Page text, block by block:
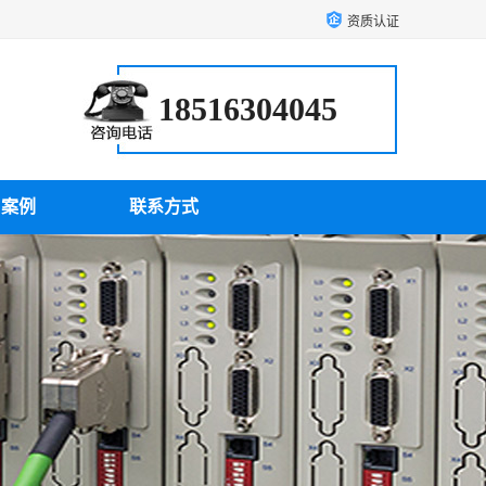
资质认证
18516304045
例 联系方式